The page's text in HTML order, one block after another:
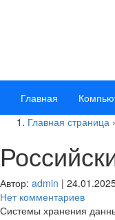
Главная
Главная страница
Автор: admin |
Нет комментариев
Системы хранения